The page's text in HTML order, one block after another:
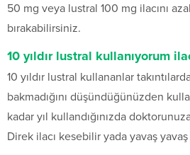
50 mg veya lustral 100 mg ilacını
bırakabilirsiniz.
10 yıldır lustral kullanıyorum
10 yıldır lustral kullananlar
bakmadığını düşündüğünüzden
kadar yıl kullandığınızda
Direk ilacı kesebilir yada yavaş